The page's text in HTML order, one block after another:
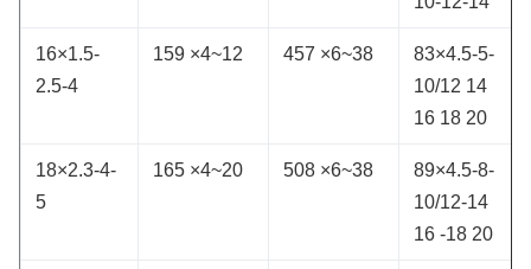
16×1.5-
2.5-4
159 ×4~12 457 ×6~38
83×4.5-5-
10/12 14
16 18 20
18×2.3-4-
5
165 ×4~20 508 ×6~38
89×4.5-8-
10/12-14
16 -18 20